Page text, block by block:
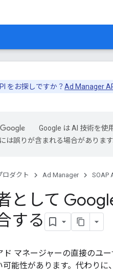
をお探しですか？ Ad Manager
Google は AI 技術を使
は誤りが含まれる場合があります
ロダクト Ad Manager SOAP
として
する
ド マネージャーの直接のユ
可能性があります。代わり